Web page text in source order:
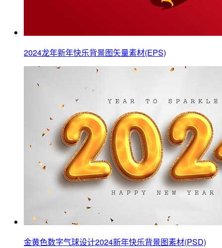
2024龙年新年快乐背景图矢量素材(EPS)
金黄色数字气球设计2024新年快乐背景图素材(PSD)